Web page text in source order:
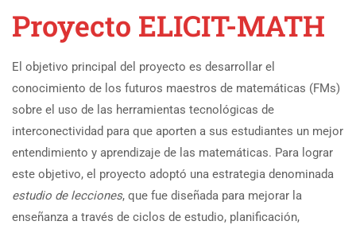
Proyecto ELICIT-MATH
El objetivo principal del proyecto es desarrollar el
conocimiento de los futuros maestros de matemáticas (FMs)
sobre el uso de las herramientas tecnológicas de
interconectividad para que aporten a sus estudiantes un mejor
entendimiento y aprendizaje de las matemáticas. Para lograr
este objetivo, el proyecto adoptó una estrategia denominada
estudio de lecciones, que fue diseñada para mejorar la
enseñanza a través de ciclos de estudio, planificación,